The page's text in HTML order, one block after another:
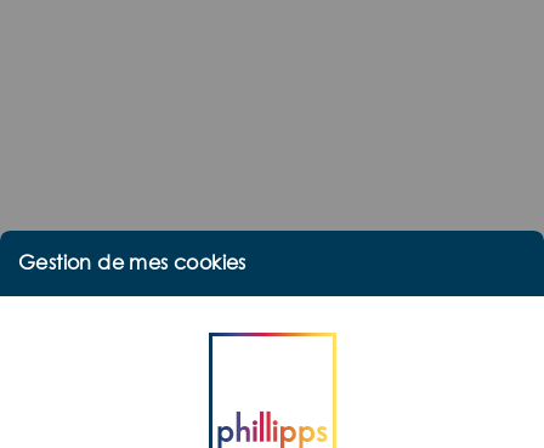
Gestion de mes cookies